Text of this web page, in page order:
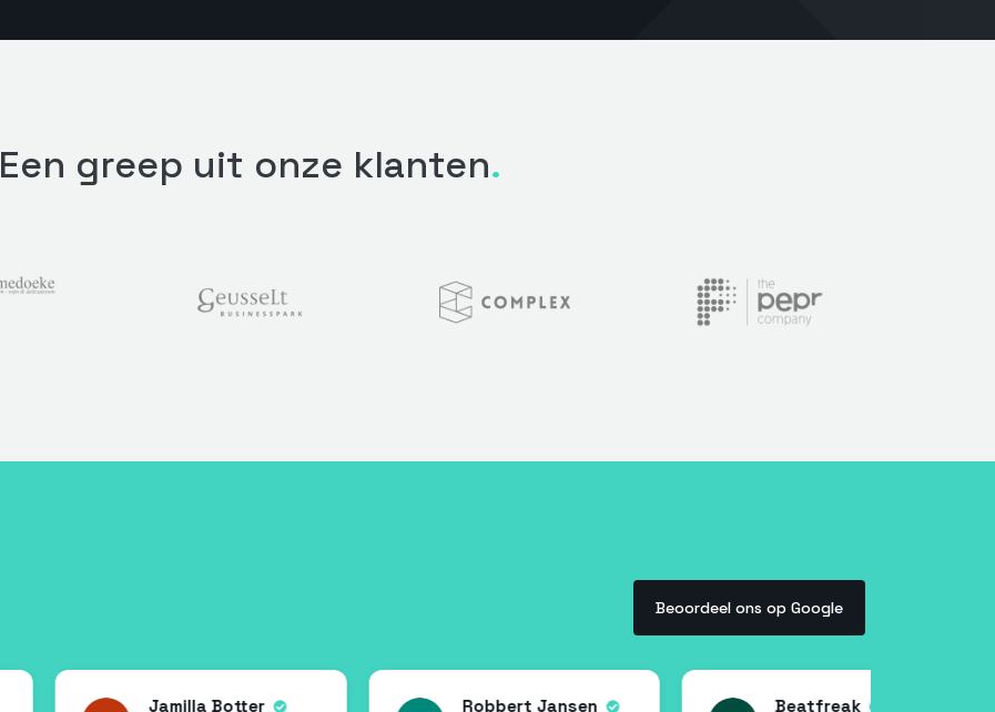
Een greep uit onze klanten
Beoordeel ons op Google
Jamilla Botter Robbert Jansen Beatfreak